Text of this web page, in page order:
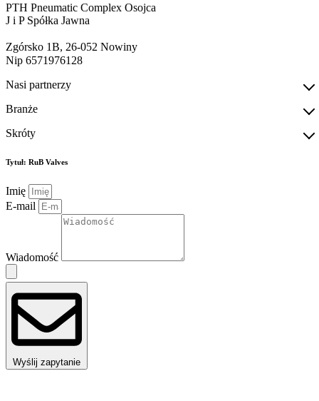
PTH Pneumatic Complex Osojca
J i P Spółka Jawna
Zgórsko 1B, 26-052 Nowiny
Nip 6571976128
Nasi partnerzy
Branże
Skróty
Tytuł: RuB Valves
Imię
E-mail
Wiadomość
Wyślij zapytanie